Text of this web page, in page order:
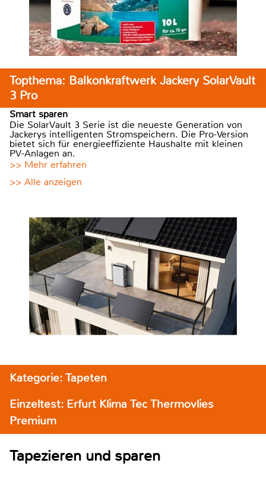
Topthema: Balkonkraftwerk Jackery SolarVault
3 Pro
Smart sparen
Die SolarVault 3 Serie ist die neueste Generation von
Jackerys intelligenten Stromspeichern. Die Pro-Version
bietet sich für energieeffiziente Haushalte mit kleinen
PV-Anlagen an.
>> Mehr erfahren
>> Alle anzeigen
Kategorie: Tapeten
Einzeltest: Erfurt Klima Tec Thermovlies
Premium
Tapezieren und sparen